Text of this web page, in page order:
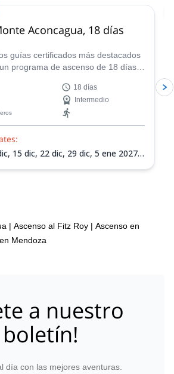
Aconcagua, 18 días
guías certificados más destacados
programa de ascenso de 18 días
Sudamérica!
18 días
Intermedio
15 dic, 22 dic, 29 dic, 5 ene 2027,
| Ascenso al Fitz Roy | Ascenso en
Mendoza
a nuestro
boletín!
día con las mejores aventuras.